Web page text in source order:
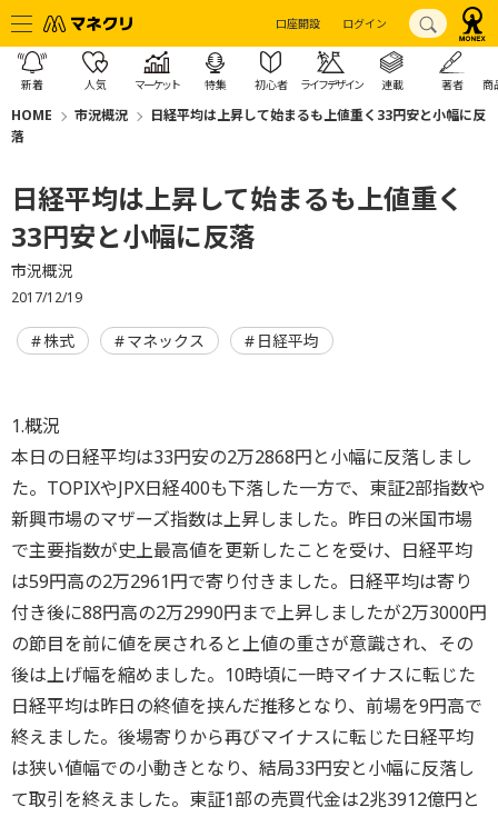
口座開設 ログイン
新着 人気 マーケット 特集 初心者 ライフデザイン 連載 著者 商
HOME 市況概況
日経平均は上昇して始まるも上値重く33円安と小幅に反
落
日経平均は上昇して始まるも上値重く
33円安と小幅に反落
市況概況
2017/12/19
株式 マネックス 日経平均
1.概況
本日の日経平均は33円安の2万2868円と小幅に反落しまし
た。TOPIXやJPX日経400も下落した一方で、東証2部指数や
新興市場のマザーズ指数は上昇しました。昨日の米国市場
で主要指数が史上最高値を更新したことを受け、日経平均
は59円高の2万2961円で寄り付きました。日経平均は寄り
付き後に88円高の2万2990円まで上昇しましたが2万3000円
の節目を前に値を戻されると上値の重さが意識され、その
後は上げ幅を縮めました。10時頃に一時マイナスに転じた
日経平均は昨日の終値を挟んだ推移となり、前場を9円高で
終えました。後場寄りから再びマイナスに転じた日経平均
は狭い値幅での小動きとなり、結局33円安と小幅に反落し
て取引を終えました。東証1部の売買代金は2兆3912億円と